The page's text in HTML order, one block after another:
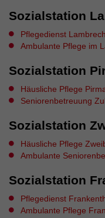
Sozialstation
Pflegedienst
Ambulante Pflege im
Sozialstation
Häusliche Pflege
Seniorenbetreuung
Sozialstation
Häusliche Pflege
Ambulante
Sozialstation
Pflegedienst
Ambulante Pflege